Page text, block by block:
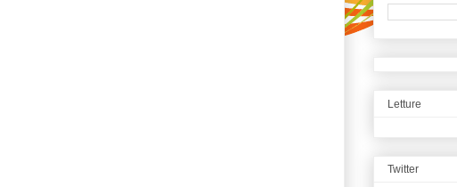
Letture
Twitter